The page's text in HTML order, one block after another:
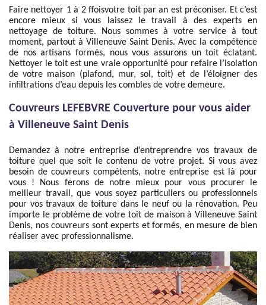
Faire nettoyer 1 à 2 ffoisvotre toit par an est préconiser. Et c’est
encore mieux si vous laissez le travail à des experts en
nettoyage de toiture. Nous sommes à votre service à tout
moment, partout à Villeneuve Saint Denis. Avec la compétence
de nos artisans formés, nous vous assurons un toit éclatant.
Nettoyer le toit est une vraie opportunité pour refaire l’isolation
de votre maison (plafond, mur, sol, toit) et de l’éloigner des
infiltrations d’eau depuis les combles de votre demeure.
Couvreurs LEFEBVRE Couverture pour vous aider
à Villeneuve Saint Denis
Demandez à notre entreprise d’entreprendre vos travaux de
toiture quel que soit le contenu de votre projet. Si vous avez
besoin de couvreurs compétents, notre entreprise est là pour
vous ! Nous ferons de notre mieux pour vous procurer le
meilleur travail, que vous soyez particuliers ou professionnels
pour vos travaux de toiture dans le neuf ou la rénovation. Peu
importe le problème de votre toit de maison à Villeneuve Saint
Denis, nos couvreurs sont experts et formés, en mesure de bien
réaliser avec professionnalisme.